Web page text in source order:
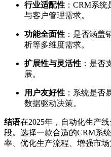
行业适配性 ：CRM系
与客户管理需求。
功能全面性 ：是否涵盖
析等多维度需求。
扩展性与灵活性 ：是否
展。
用户友好性 ：系统是否
数据驱动决策。
结语在2025年，自动化生产
段。选择一款合适的CRM系
率、优化生产流程、增强市场